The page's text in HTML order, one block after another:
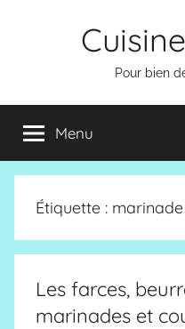
Pour bien
Menu
Étiquette : marinade
Les farces,
marinades et